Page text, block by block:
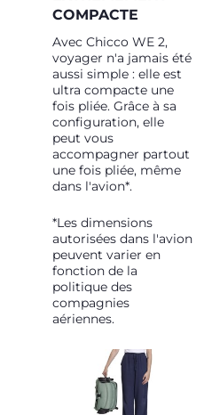
COMPACTE
Avec Chicco WE 2,
voyager n'a jamais été
aussi simple : elle est
ultra compacte une
fois pliée. Grâce à sa
configuration, elle
peut vous
accompagner partout
une fois pliée, même
dans l'avion*.
*Les dimensions
autorisées dans l'avion
peuvent varier en
fonction de la
politique des
compagnies
aériennes.